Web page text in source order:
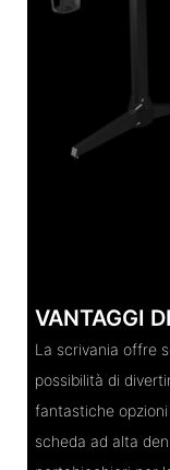
VANTAGGI
La scrivania offre
possibilità di
fantastiche
scheda ad alta